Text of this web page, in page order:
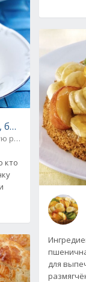
руку
кто
для